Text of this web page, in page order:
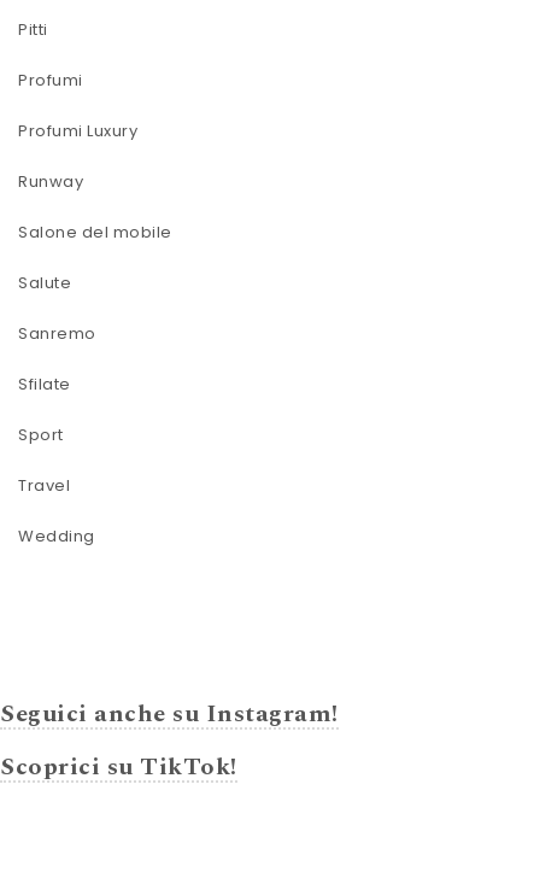
Pitti
Profumi
Profumi Luxury
Runway
Salone del mobile
Salute
Sanremo
Sfilate
Sport
Travel
Wedding
Seguici anche su Instagram!
Scoprici su TikTok!